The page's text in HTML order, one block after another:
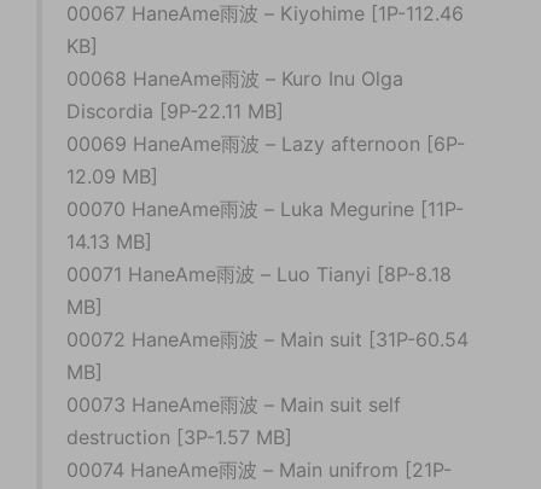
00067 HaneAme雨波 – Kiyohime [1P-112.46
KB]
00068 HaneAme雨波 – Kuro Inu Olga
Discordia [9P-22.11 MB]
00069 HaneAme雨波 – Lazy afternoon [6P-
12.09 MB]
00070 HaneAme雨波 – Luka Megurine [11P-
14.13 MB]
00071 HaneAme雨波 – Luo Tianyi [8P-8.18
MB]
00072 HaneAme雨波 – Main suit [31P-60.54
MB]
00073 HaneAme雨波 – Main suit self
destruction [3P-1.57 MB]
00074 HaneAme雨波 – Main unifrom [21P-